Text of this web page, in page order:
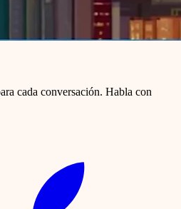
cada conversación. Habla con